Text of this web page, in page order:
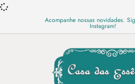
Acompanhe nossas novidades.
Instagram!